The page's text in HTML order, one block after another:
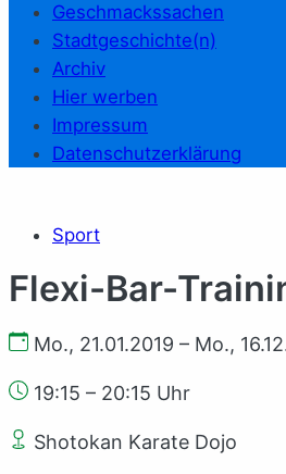
Geschmackssachen
Stadtgeschichte(n)
Archiv
Hier werben
Impressum
Datenschutzerklärung
Sport
Flexi-Bar-
Mo., 21.01.2019 – Mo.,
19:15 – 20:15 Uhr
Shotokan Karate Dojo